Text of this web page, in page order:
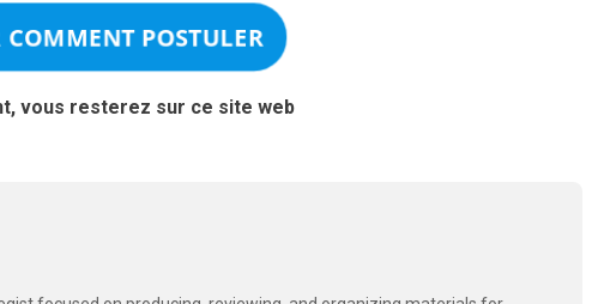
COMMENT POSTULER
vous resterez sur ce site web